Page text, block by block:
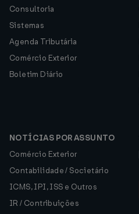
Consultoria
Sistemas
Agenda Tributária
Comércio Exterior
Boletim Diário
NOTÍCIAS POR ASSUNTO
Comércio Exterior
Contabilidade / Societário
ICMS, IPI, ISS e Outros
IR / Contribuições